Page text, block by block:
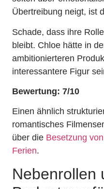
Übertreibung neigt, ist
Schade, dass ihre
bleibt. Chloe hätte in
ambitionierteren
interessantere Figur
Bewertung: 7/10
Einen ähnlich
romantisches
über die Besetzung
Ferien.
Nebenrollen